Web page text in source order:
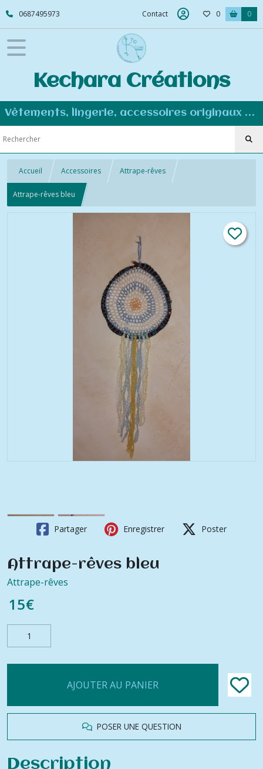
0687495973 Contact 0 0
Kechara Créations
Vêtements, lingerie, accessoires originaux et personnalisés - Couture éco-responsable
Accueil Accessoires Attrape-rêves
Attrape-rêves bleu
Partager Enregistrer Poster
Attrape-rêves bleu
Attrape-rêves
15€
AJOUTER AU PANIER
POSER UNE QUESTION
Description